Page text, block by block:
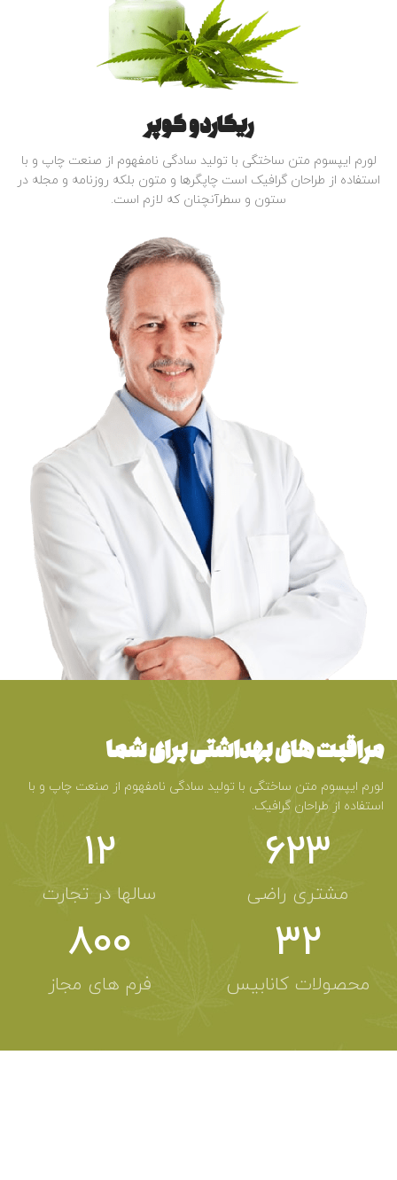
ریکاردو کوپر
لورم ایپسوم متن ساختگی با تولید سادگی نامفهوم از صنعت چاپ و با
استفاده از طراحان گرافیک است چاپگرها و متون بلکه روزنامه و مجله در
ستون و سطرآنچنان که لازم است.
مراقبت های بهداشتی برای شما
لورم ایپسوم متن ساختگی با تولید سادگی نامفهوم از صنعت چاپ و با
استفاده از طراحان گرافیک.
623
مشتری راضی
12
سالها در تجارت
32
محصولات کانابیس
800
فرم های مجاز